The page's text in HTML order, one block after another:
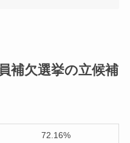
補欠選挙の立候補
72.16%